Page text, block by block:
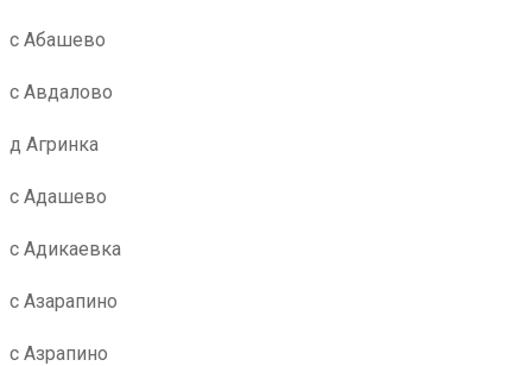
с Абашево
с Авдалово
д Агринка
с Адашево
с Адикаевка
с Азарапино
с Азрапино